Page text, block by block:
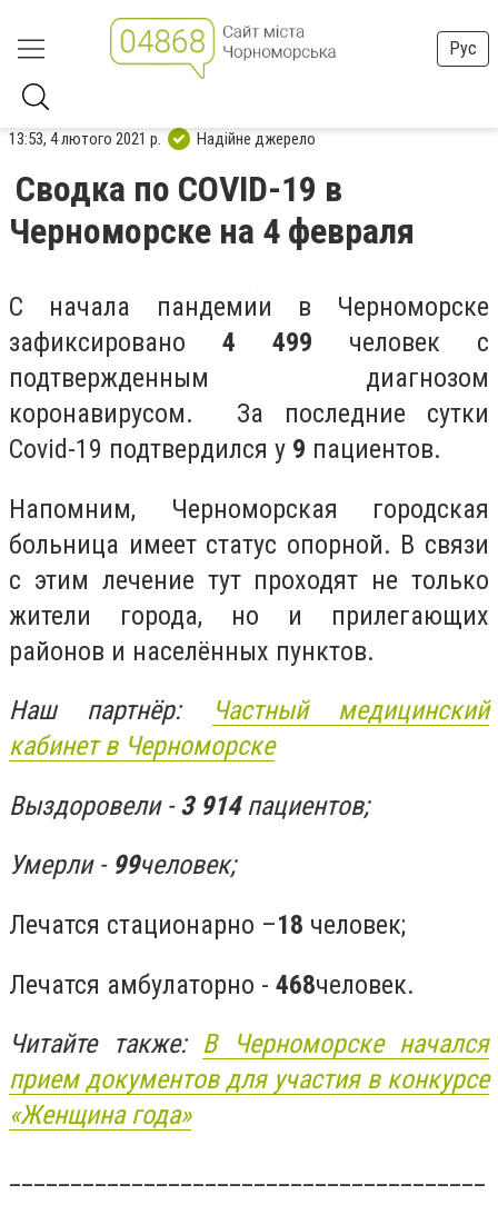
Рус
13:53, 4 лютого 2021 р. Надійне джерело
Сводка по COVID-19 в
Черноморске на 4 февраля
С начала пандемии в Черноморске
зафиксировано 4 499 человек с
подтвержденным диагнозом
коронавирусом. За последние сутки
Covid-19 подтвердился у 9 пациентов.
Напомним, Черноморская городская
больница имеет статус опорной. В связи
с этим лечение тут проходят не только
жители города, но и прилегающих
районов и населённых пунктов.
Наш партнёр:
Частный медицинский
кабинет в Черноморске
Выздоровели -3 914пациентов;
Умерли - 99человек;
Лечатся стационарно –18 человек;
Лечатся амбулаторно - 468человек.
Читайте также: В Черноморске начался
прием документов для участия в конкурсе
«Женщина года»